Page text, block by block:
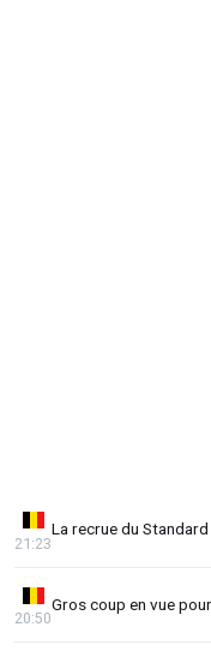
La recrue du
21:23
Gros coup en vue
20:50